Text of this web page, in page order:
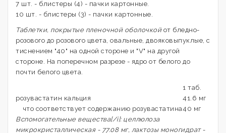
7 шт. - блистеры (4) - пачки картонные.
10 шт. - блистеры (3) - пачки картонные.
Таблетки, покрытые пленочной оболочкойот бледно-
розового до розового цвета, овальные, двояковыпуклые, с
тиснением "40" на одной стороне и "V" на другой
стороне. На поперечном разрезе - ядро от белого до
почти белого цвета.
1 таб.
розувастатин кальция
41.6 мг
что соответствует содержанию розувастатина40 мг
Вспомогательные вещества[/i]: целлюлоза
микрокристаллическая - 77.08 мг, лактозы моногидрат -